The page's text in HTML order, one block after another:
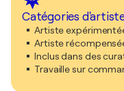
Catégories
Artiste
Artiste
Inclus dans des
Travaille sur